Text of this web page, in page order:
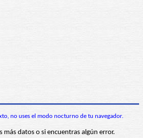
no uses el modo nocturno de tu navegador.
más datos o si encuentras algún error.